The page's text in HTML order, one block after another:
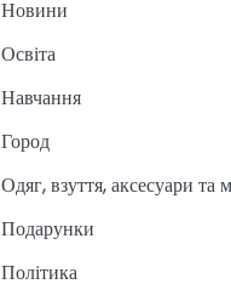
Новини
Освіта
Навчання
Город
Одяг, взуття, аксесуари та
Подарунки
Політика